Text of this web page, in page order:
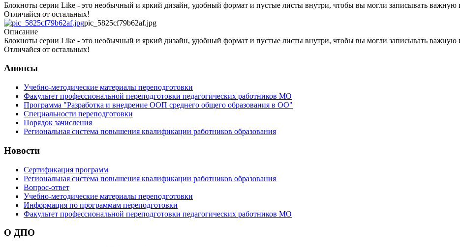
Блокноты серии Like - это необычный и яркий дизайн, удобный формат и пустые листы внутри, чтобы вы могли записывать
Отличайся от остальных!
pic_5825cf79b62af.jpg
Описание
Блокноты серии Like - это необычный и яркий дизайн, удобный формат и пустые листы внутри, чтобы вы могли записывать
Отличайся от остальных!
Анонсы
Учебно-методические материалы переподготовки
Факультет профессиональной переподготовки педагогических работников МО
Программа "Разработка и внедрение ООП среднего общего образования в ОО"
Специальности переподготовки
Порядок зачисления
Региональная система повышения квалификации работников образования
Новости
Сертификация программ
Региональная система повышения квалификации работников образования
Вопрос-ответ
Учебно-методические материалы переподготовки
Информация по программам переподготовки
Факультет профессиональной переподготовки педагогических работников МО
О ДПО